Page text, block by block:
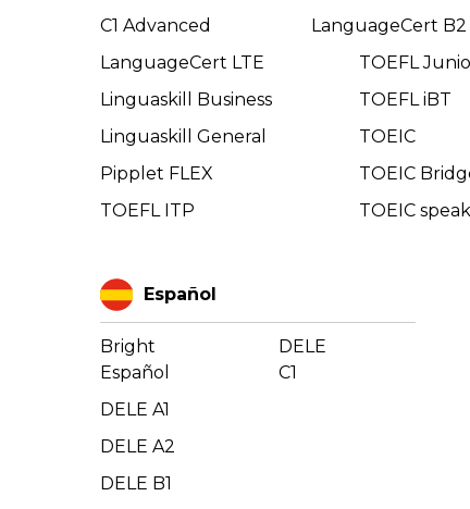
C1 Advanced
LanguageCert B2
LanguageCert LTE
Linguaskill Business
Linguaskill General
Pipplet FLEX
TOEFL ITP
TOEFL
TOEFL iBT
TOEIC
TOEIC
TOEIC
Español
Bright
Español
DELE A1
DELE A2
DELE B1
DELE
C1